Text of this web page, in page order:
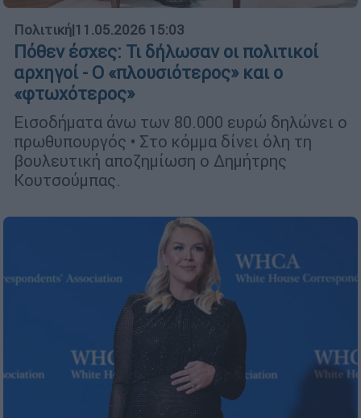
Πολιτική|11.05.2026 15:03
Πόθεν έσχες: Τι δήλωσαν οι πολιτικοί
αρχηγοί - Ο «πλουσιότερος» και ο
«φτωχότερος»
Εισοδήματα άνω των 80.000 ευρώ δηλώνει ο
πρωθυπουργός • Στο κόμμα δίνει όλη τη
βουλευτική αποζημίωση ο Δημήτρης
Κουτσούμπας.